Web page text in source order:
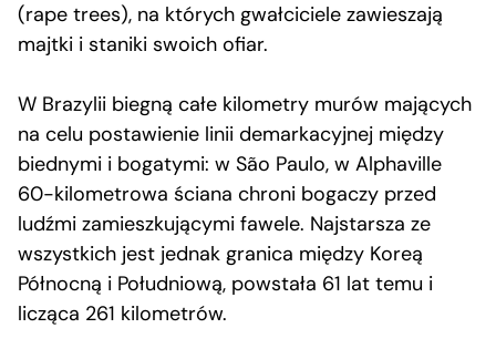
(rape trees), na których gwałciciele zawieszają
majtki i staniki swoich ofiar.
W Brazylii biegną całe kilometry murów mających
na celu postawienie linii demarkacyjnej między
biednymi i bogatymi: w São Paulo, w Alphaville
60-kilometrowa ściana chroni bogaczy przed
ludźmi zamieszkującymi fawele. Najstarsza ze
wszystkich jest jednak granica między Koreą
Północną i Południową, powstała 61 lat temu i
licząca 261 kilometrów.